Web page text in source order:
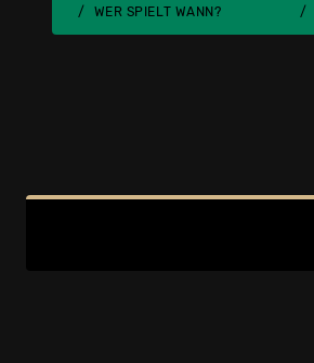
WER SPIELT WANN?